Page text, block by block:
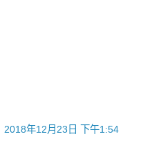
2018年12月23日 下午1:54